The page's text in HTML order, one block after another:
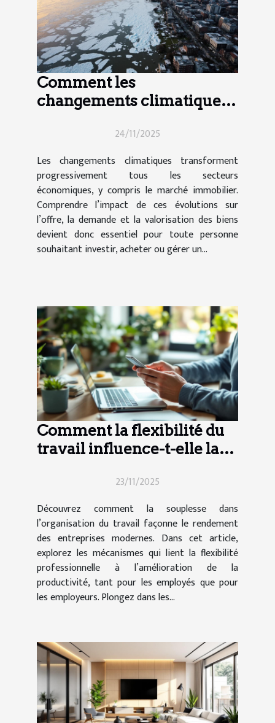
Comment les
changements climatiques
immobilier ?24/11/2025
Les changements climatiques transforment
progressivement tous les secteurs
économiques, y compris le marché immobilier.
Comprendre l’impact de ces évolutions sur
l’offre, la demande et la valorisation des biens
devient donc essentiel pour toute personne
souhaitant investir, acheter ou gérer un...
Comment la flexibilité du
travail influence-t-elle la
23/11/2025
Découvrez comment la souplesse dans
l’organisation du travail façonne le rendement
des entreprises modernes. Dans cet article,
explorez les mécanismes qui lient la flexibilité
professionnelle à l’amélioration de la
productivité, tant pour les employés que pour
les employeurs. Plongez dans les...